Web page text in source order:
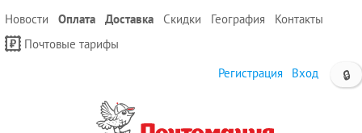
Новости Оплата Доставка Скидки География
Контакты
Почтовые тарифы
🔒
Регистрация Вход